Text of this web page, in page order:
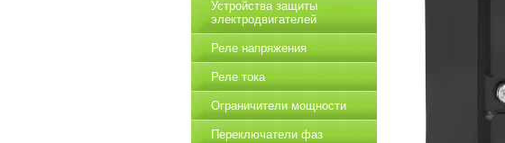
Устройства защиты
электродвигателей
Реле напряжения
Реле тока
Ограничители мощности
Переключатели фаз